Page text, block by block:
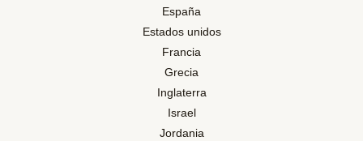
España
Estados unidos
Francia
Grecia
Inglaterra
Israel
Jordania